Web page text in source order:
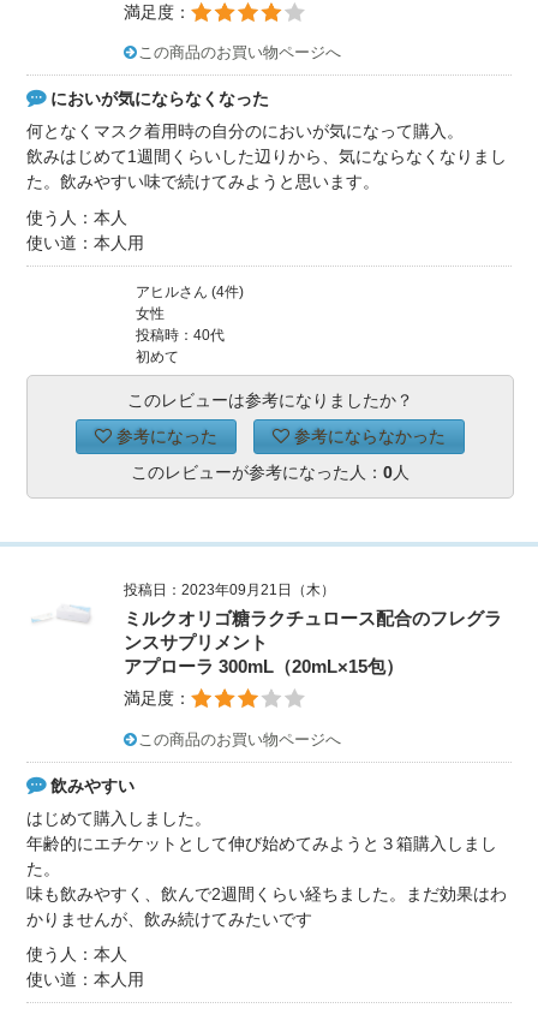
満足度：
この商品のお買い物ページへ
においが気にならなくなった
何となくマスク着用時の自分のにおいが気になって購入。
飲みはじめて1週間くらいした辺りから、気にならなくなりまし
た。飲みやすい味で続けてみようと思います。
使う人：本人
使い道：本人用
アヒルさん (4件)
女性
投稿時：40代
初めて
このレビューは参考になりましたか？
参考になった
参考にならなかった
このレビューが参考になった人： 0人
投稿日：2023年09月21日（木）
ミルクオリゴ糖ラクチュロース配合のフレグラ
ンスサプリメント
アプローラ 300mL（20mL×15包）
満足度：
この商品のお買い物ページへ
飲みやすい
はじめて購入しました。
年齢的にエチケットとして伸び始めてみようと３箱購入しまし
た。
味も飲みやすく、飲んで2週間くらい経ちました。まだ効果はわ
かりませんが、飲み続けてみたいです
使う人：本人
使い道：本人用